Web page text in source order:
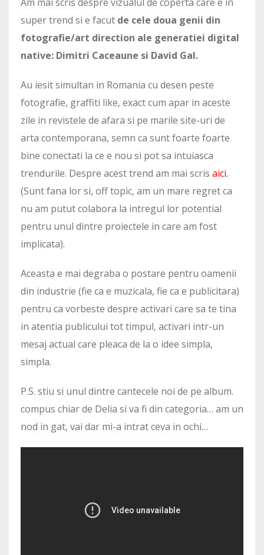
super trend si e facut de cele doua genii din
fotografie/art direction ale generatiei digital
native: Dimitri Caceaune si David Gal.
Au iesit simultan in Romania cu desen peste
fotografie, graffiti like, exact cum apar in aceste
zile in revistele de afara si pe marile site-uri de
arta contemporana, semn ca sunt foarte foarte
bine conectati la ce e nou si pot sa intuiasca
trendurile. Despre acest trend am mai scris aici.
(Sunt fana lor si, off topic, am un mare regret ca
nu am putut colabora la intregul lor potential
pentru unul dintre proiectele in care am fost
implicata).
Aceasta e mai degraba o postare pentru oamenii
din industrie (fie ca e muzicala, fie ca e publicitara)
pentru ca vorbeste despre activari care sa te tina
in atentia publicului tot timpul, activari intr-un
mesaj actual care pleaca de la o idee simpla,
simpla.
P.S. stiu si unul dintre cantecele noi de pe album.
compus chiar de Delia si va fi din categoria… am un
nod in gat, vai dar mi-a intrat ceva in ochi…